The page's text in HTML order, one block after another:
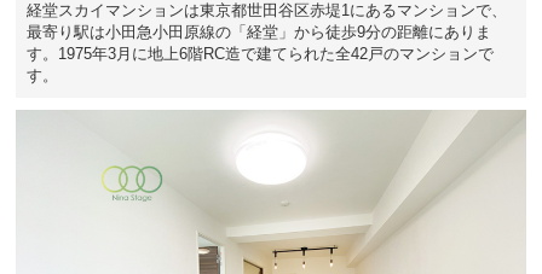
経堂スカイマンションは東京都世田谷区赤堤1にあるマンションで、
最寄り駅は小田急小田原線の「経堂」から徒歩9分の距離にありま
す。1975年3月に地上6階RC造で建てられた全42戸のマンションで
す。